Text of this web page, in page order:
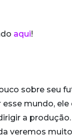
aqui!
sobre seu
esse mundo,
a
veremos